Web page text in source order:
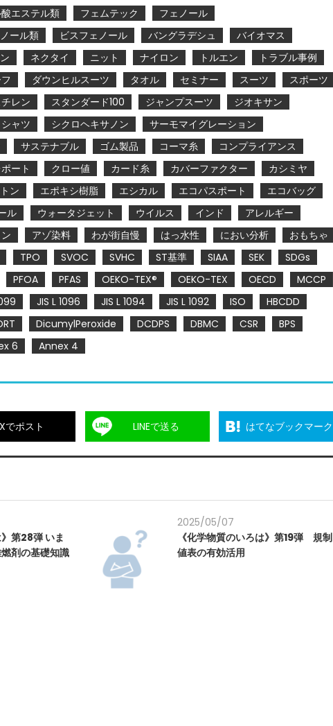
エステル類 フェムテック
フェノール
ール類 ビスフェノール バングラデシュ
バイオマス
ネクタイ ニット ナイロン トルエン
トラブル事例
ダウンヒルスーツ タオル セミナー スーツ
スポーツ
レン スタンダード100 ジャンプスーツ
ジオキサン
シャツ シクロヘキサノン
サーモマイグレーション
サステナブル ゴム製品 コーマ糸
コンプライアンス
ート クロー値 カード糸 カバーファクター
カシミヤ
ン エポキシ樹脂 エシカル エコパスポート
エコバッグ
ル ウォータジェット ウイルス インド
アレルギー
アゾ染料 わが街自慢 はっ水性 におい分析
おもちゃ
TPO SVOC SVHC ST基準 SIAA SEK
SDGs
PFOA PFAS OEKO-TEX® OEKO-TEX OECD
MCCP
JIS L 1096 JIS L 1094 JIS L 1092 ISO
HBCDD
DicumylPeroxide DCDPS DBMC CSR
BPS
6 Annex 4
Xでポスト LINEで送る はてなブックマーク
第28弾 いま
剤の基礎知識
2025/05/07
《化学物質のいろは》第19弾 規制
値表の有効活用